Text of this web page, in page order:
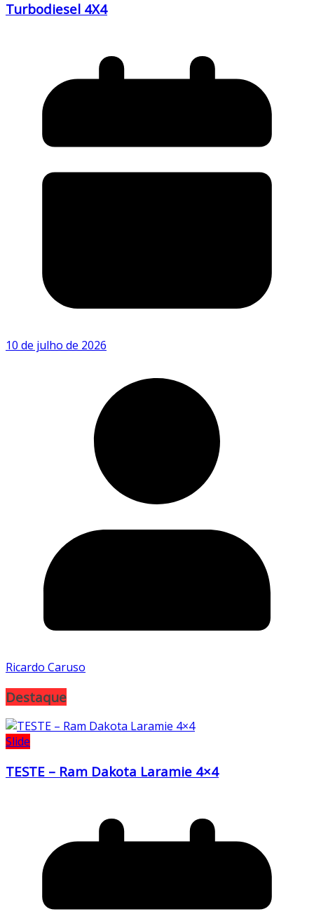
Turbodiesel 4X4
10 de julho de 2026
Ricardo Caruso
Destaque
Slide
TESTE – Ram Dakota Laramie 4×4